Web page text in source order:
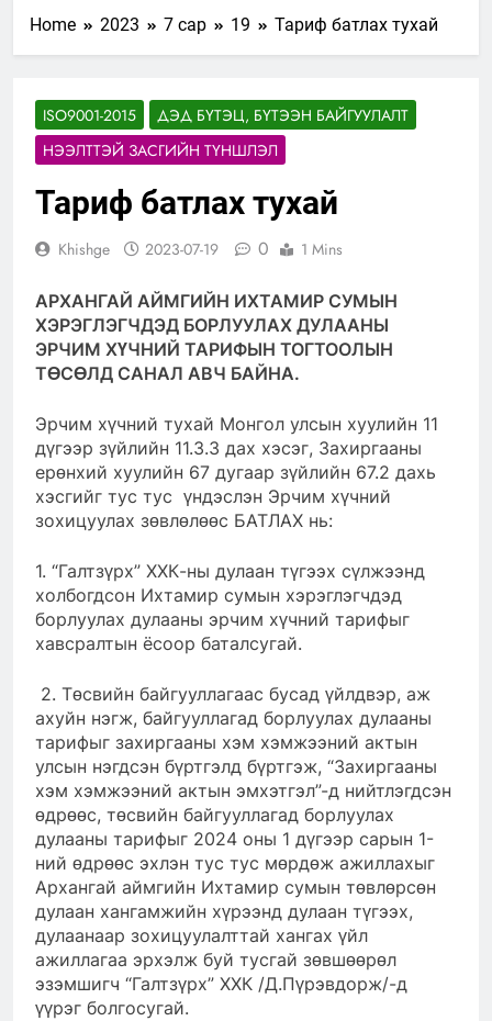
Home 2023 7 сар 19 Тариф батлах тухай
ISO9001-2015
ДЭД БҮТЭЦ, БҮТЭЭН БАЙГУУЛАЛТ
НЭЭЛТТЭЙ ЗАСГИЙН ТҮНШЛЭЛ
Тариф батлах тухай
Khishge 2023-07-19 0 1 Mins
АРХАНГАЙ АЙМГИЙН ИХТАМИР СУМЫН
ХЭРЭГЛЭГЧДЭД БОРЛУУЛАХ ДУЛААНЫ
ЭРЧИМ ХҮЧНИЙ ТАРИФЫН ТОГТООЛЫН
ТӨСӨЛД САНАЛ АВЧ БАЙНА.
Эрчим хүчний тухай Монгол улсын хуулийн 11
дүгээр зүйлийн 11.3.3 дах хэсэг, Захиргааны
ерөнхий хуулийн 67 дугаар зүйлийн 67.2 дахь
хэсгийг тус тус үндэслэн Эрчим хүчний
зохицуулах зөвлөлөөс БАТЛАХ нь:
1. “Галтзүрх” ХХК-ны дулаан түгээх сүлжээнд
холбогдсон Ихтамир сумын хэрэглэгчдэд
борлуулах дулааны эрчим хүчний тарифыг
хавсралтын ёсоор баталсугай.
2. Төсвийн байгууллагаас бусад үйлдвэр, аж
ахуйн нэгж, байгууллагад борлуулах дулааны
тарифыг захиргааны хэм хэмжээний актын
улсын нэгдсэн бүртгэлд бүртгэж, “Захиргааны
хэм хэмжээний актын эмхэтгэл”-д нийтлэгдсэн
өдрөөс, төсвийн байгууллагад борлуулах
дулааны тарифыг 2024 оны 1 дүгээр сарын 1-
ний өдрөөс эхлэн тус тус мөрдөж ажиллахыг
Архангай аймгийн Ихтамир сумын төвлөрсөн
дулаан хангамжийн хүрээнд дулаан түгээх,
дулаанаар зохицуулалттай хангах үйл
ажиллагаа эрхэлж буй тусгай зөвшөөрөл
эзэмшигч “Галтзүрх” ХХК /Д.Пүрэвдорж/-д
үүрэг болгосугай.